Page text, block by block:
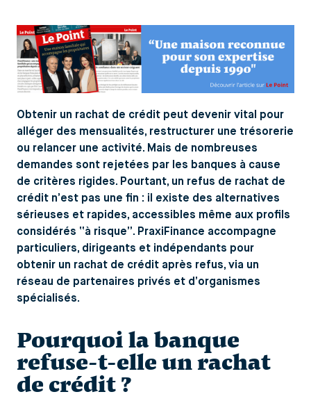
Obtenir un rachat de crédit peut devenir vital pour
alléger des mensualités, restructurer une trésorerie
ou relancer une activité. Mais de nombreuses
demandes sont rejetées par les banques à cause
de critères rigides. Pourtant, un refus de rachat de
crédit n’est pas une fin : il existe des alternatives
sérieuses et rapides, accessibles même aux profils
considérés “à risque”. PraxiFinance accompagne
particuliers, dirigeants et indépendants pour
obtenir un rachat de crédit après refus, via un
réseau de partenaires privés et d’organismes
spécialisés.
Pourquoi la banque
refuse-t-elle un rachat
de crédit ?